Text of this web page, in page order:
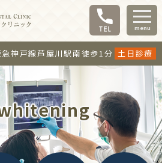
急神戸線芦屋川駅南徒歩1分 土日診療
menu